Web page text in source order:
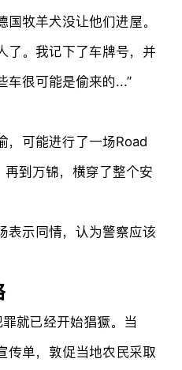
牧羊犬没让他们进屋。
了。我记下了车牌号，并
车很可能是偷来的...”
，可能进行了一场Road
到万锦，横穿了整个安
表示同情，认为警察应该
就已经开始猖獗。当
传单，敦促当地农民采取